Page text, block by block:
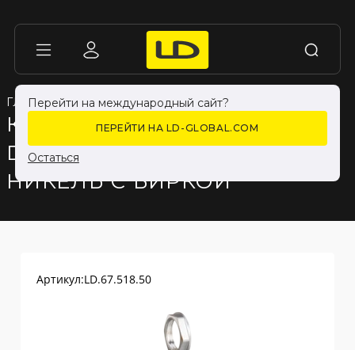
Перейти на международный сайт?
ПЕРЕЙТИ НА LD-GLOBAL.COM
Остаться
ГЛАВНАЯ КАТАЛОГ ПРОДУКЦИИ
КОНТРГАЙКА LD PRIDE
DN50 (2") ЛАТУНЬ
НИКЕЛЬ С БИРКОЙ
ГЛАВНАЯ КАТАЛОГ ПРОДУКЦИИ
Артикул:LD.67.518.50